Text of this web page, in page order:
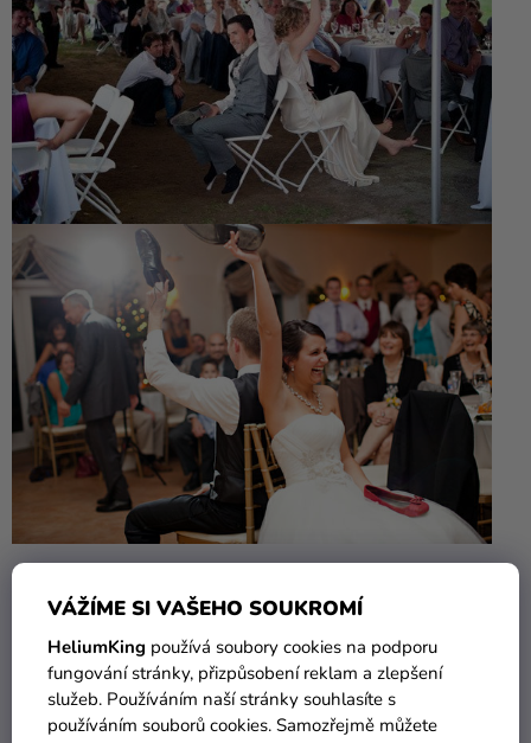
VÁŽÍME SI VAŠEHO SOUKROMÍ
HeliumKing používá soubory cookies na podporu
fungování stránky, přizpůsobení reklam a zlepšení
služeb. Používáním naší stránky souhlasíte s
používáním souborů cookies. Samozřejmě můžete
Hlava rodiny
Tato hra je hrou, při které se určuje, kdo bude
rodiny.Většinou se již při příchodu na místo, kde probíhá
svatební oslavavítajínovomanželése dvěma stejnými
poldecovými pohárky. V jednom je nalita voda, ve druhém